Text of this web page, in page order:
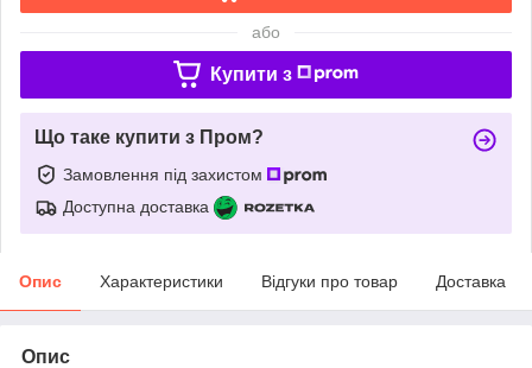
або
Купити з
Що таке купити з Пром?
Замовлення під захистом
Доступна доставка
Опис Характеристики Відгуки про товар Доставка
Опис